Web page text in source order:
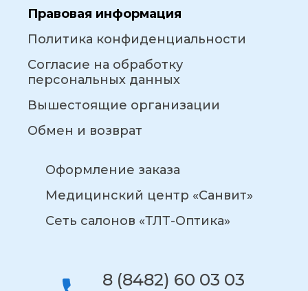
Правовая информация
Политика конфиденциальности
Согласие на обработку
персональных данных
Вышестоящие организации
Обмен и возврат
Оформление заказа
Медицинский центр «Санвит»
Сеть салонов «ТЛТ-Оптика»
8 (8482) 60 03 03